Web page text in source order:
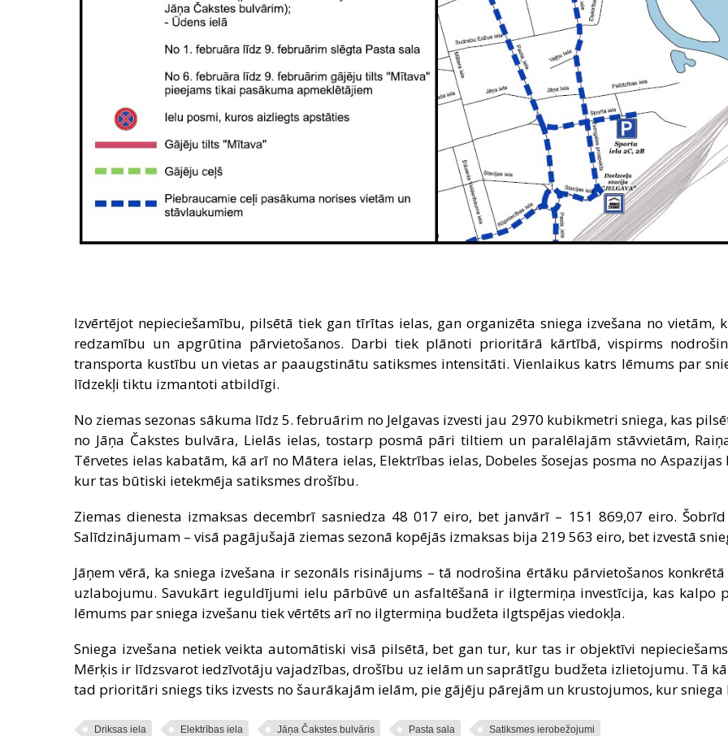
Izvērtējot nepieciešamību, pilsētā tiek gan tīrītas ielas, gan organizēta sniega izvešana no
redzamību un apgrūtina pārvietošanos. Darbi tiek plānoti prioritārā kārtībā, vispirms
transporta kustību un vietas ar paaugstinātu satiksmes intensitāti. Vienlaikus katrs lēmums par
līdzekļi tiktu izmantoti atbildīgi.
No ziemas sezonas sākuma līdz 5. februārim no Jelgavas izvesti jau 2970 kubikmetri sniega, kas
no Jāņa Čakstes bulvāra, Lielās ielas, tostarp posmā pāri tiltiem un paralēlajām stāvvietām,
Tērvetes ielas kabatām, kā arī no Mātera ielas, Elektrības ielas, Dobeles šosejas posma no
kur tas būtiski ietekmēja satiksmes drošību.
Ziemas dienesta izmaksas decembrī sasniedza 48 017 eiro, bet janvārī – 151 869,07 eiro.
Salīdzinājumam – visā pagājušajā ziemas sezonā kopējās izmaksas bija 219 563 eiro, bet izvestā
Jāņem vērā, ka sniega izvešana ir sezonāls risinājums – tā nodrošina ērtāku pārvietošanos
uzlabojumu. Savukārt ieguldījumi ielu pārbūvē un asfaltēšanā ir ilgtermiņa investīcija, kas kalpo
lēmums par sniega izvešanu tiek vērtēts arī no ilgtermiņa budžeta ilgtspējas viedokļa.
Sniega izvešana netiek veikta automātiski visā pilsētā, bet gan tur, kur tas ir objektīvi
Mērķis ir līdzsvarot iedzīvotāju vajadzības, drošību uz ielām un saprātīgu budžeta izlietojumu. Tā
tad prioritāri sniegs tiks izvests no šaurākajām ielām, pie gājēju pārejām un krustojumos, kur
Driksas iela Elektrības iela Jāņa Čakstes bulvāris Pasta sala Satiksmes ierobežojumi